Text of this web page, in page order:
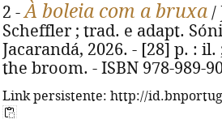
2 -À boleia com a bruxa /
Scheffler ; trad. e adapt.
Jacarandá, 2026. - [28] p. :
the broom. - ISBN 978-989-
Link persistente: http://